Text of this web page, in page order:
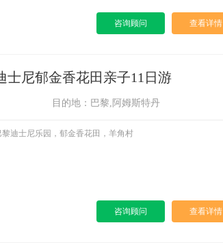
咨询顾问 查看详情
士尼郁金香花田亲子11日游
目的地：巴黎,阿姆斯特丹
迪士尼乐园，郁金香花田，羊角村
咨询顾问 查看详情